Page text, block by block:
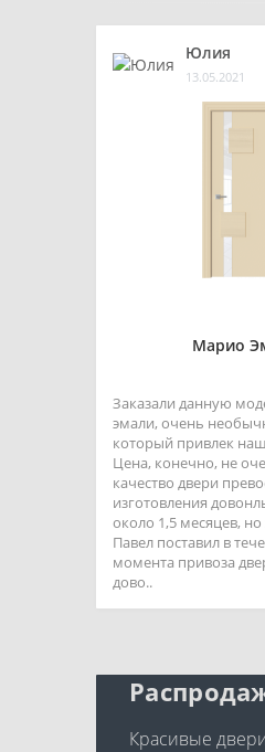
Юлия
13.05.2021
Марио
Заказали данную
эмали, очень
который привлек
Цена, конечно, не
качество двери
изготовления
около 1,5 месяцев, но
Павел поставил в
момента привоза
дово..
Красивые